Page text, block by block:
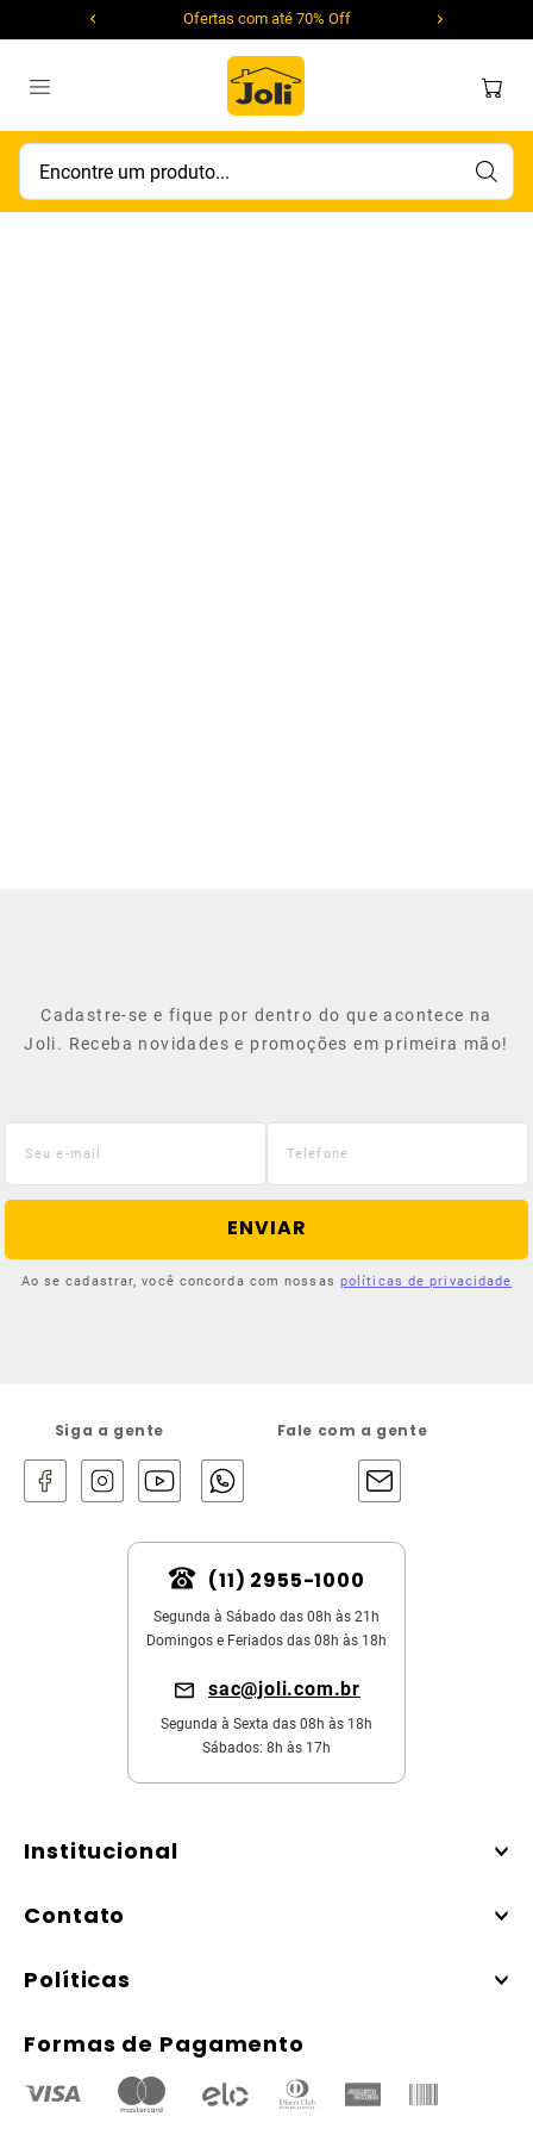
Ofertas com até 70% Off
Encontre um produto...
Cadastre-se e fique por dentro do que acontece na
Joli. Receba novidades e promoções em primeira mão!
ENVIAR
Ao se cadastrar, você concorda com nossas políticas de privacidade
Siga a gente Fale com a gente
(11) 2955-1000
Segunda à Sábado das 08h às 21h
Domingos e Feriados das 08h às 18h
sac@joli.com.br
Segunda à Sexta das 08h às 18h
Sábados: 8h às 17h
Institucional
Contato
Políticas
Formas de Pagamento